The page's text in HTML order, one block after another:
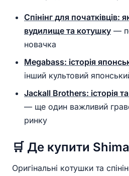
Спінінг для початківців:
вудилище та котушку —
новачка
Megabass: історія
інший культовий
Jackall Brothers: історія
— ще один важливий
ринку
🛒 Де купити
Оригінальні котушки та